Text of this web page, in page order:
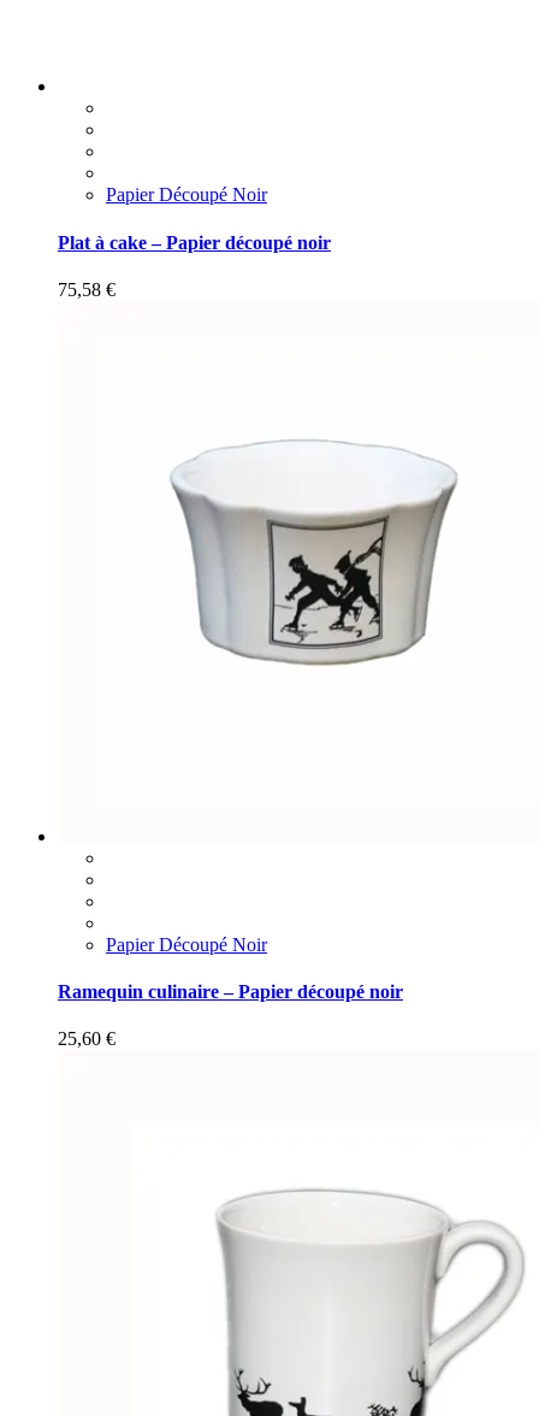
Papier Découpé Noir
Plat à cake – Papier découpé noir
75,58 €
Papier Découpé Noir
Ramequin culinaire – Papier découpé noir
25,60 €